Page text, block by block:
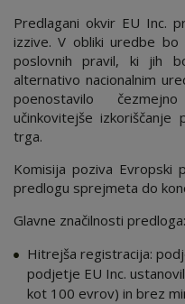
Predlagani okvir EU Inc.
izzive. V obliki uredbe bo
poslovnih pravil, ki jih
alternativo nacionalnim
poenostavilo
učinkovitejše izkoriščanje
trga.
Komisija poziva Evropski
predlogu sprejmeta do
Glavne značilnosti predloga:
Hitrejša registracija:
podjetje EU Inc.
kot 100 evrov) in brez